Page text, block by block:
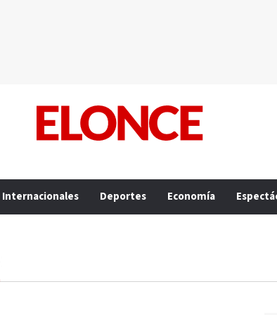
Internacionales Deportes Economía